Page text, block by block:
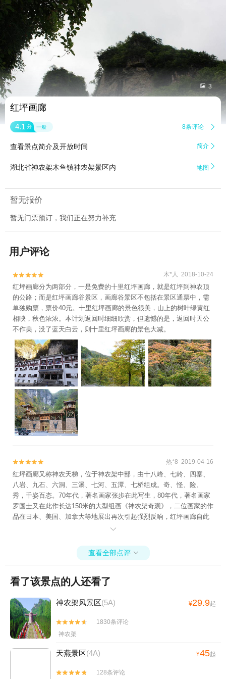
 3
红坪画廊
4.1 分 一般 8条评论 
查看景点简介及开放时间 简介 
湖北省神农架木鱼镇神农架景区内 地图 
暂无报价
暂无门票预订，我们正在努力补充
用户评论

 木*人 2018-10-24
红坪画廊分为两部分，一是免费的十里红坪画廊，就是红坪到神农顶
的公路；而是红坪画廊谷景区，画廊谷景区不包括在景区通票中，需
单独购票，票价40元。十里红坪画廊的景色很美，山上的树叶绿黄红
相映，秋色浓浓。本计划返回时细细欣赏，但遗憾的是，返回时天公
不作美，没了蓝天白云，则十里红坪画廊的景色大减。

 热*8 2019-04-16
红坪画廊又称神农天梯，位于神农架中部，由十八峰、七岭、四寨、
八岩、九石、六洞、三瀑、七河、五潭、七桥组成。奇、怪、险、
秀，千姿百态。70年代，著名画家张步在此写生，80年代，著名画家
罗国士又在此作长达150米的大型组画《神农架奇观》，二位画家的作
品在日本、美国、加拿大等地展出再次引起强烈反响，红坪画廊自此

查看全部点评 
看了该景点的人还看了
神农架风景区(5A) ¥29.9起


1830条评论
神农架
天燕景区(4A) ¥45起

 128条评论
